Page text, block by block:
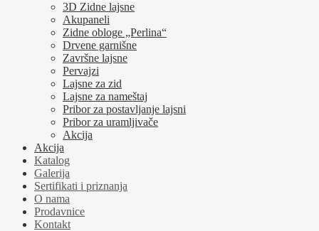
3D Zidne lajsne
Akupaneli
Zidne obloge „Perlina“
Drvene garnišne
Završne lajsne
Pervajzi
Lajsne za zid
Lajsne za nameštaj
Pribor za postavljanje lajsni
Pribor za uramljivače
Akcija
Akcija
Katalog
Galerija
Sertifikati i priznanja
O nama
Prodavnice
Kontakt